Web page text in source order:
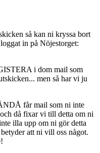
så kan ni kryssa bort
in på Nöjestorget:
i dom mail som
men så har vi ju
får mail som ni inte
då fixar vi till detta om ni
illa upp om ni gör detta
att ni vill oss något.